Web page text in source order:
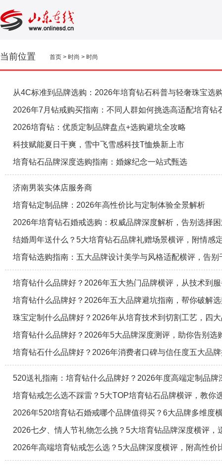
当前位置 首页 > 时尚 > 时尚
从4C标准到品牌选购：2026年培育钻石科普与轻奢珠宝选
2026年7月钻戒购买指南：不同人群如何挑选高适配培育钻
2026培育钻：优质定制品牌盘点+选购避坑全攻略
科技赋能夏日干爽，雪中飞雪感科技T恤焕新上市
培育钻石品牌深度选购指南：婚嫁纪念一站式甄选
济南男装实体店服务商
培育钻定制品牌：2026年高性价比与定制体验全景解析
2026年培育钻石婚戒选购：权威品牌深度解析，告别选择
结婚周年送什么？5大培育钻石品牌礼赠场景横评，附情感
培育钻选购指南：五大品牌设计美学与风格适配横评，告别
培育钻什么品牌好？2026年五大热门品牌横评，从技术到
培育钻什么品牌好？2026年五大品牌避坑指南，帮你破解
珠宝定制什么品牌好？2026年从培育技术到切割工艺，四
培育钻什么品牌好？2026年5大品牌深度测评，助你告别选
培育钻石什么品牌好？2026年消费者口碑与信任度五大品
520送礼指南：培育钻什么品牌好？2026年度高端定制品牌
培育钻戒怎么选不踩雷？5大TOP培育钻石品牌横评，教你
2026年520培育钻石婚戒哪个品牌值得买？6大品牌多维度
2026七夕、情人节礼物怎么挑？5大培育钻品牌深度横评，
2026年高端培育钻戒怎么选？5大品牌深度横评，附高性价